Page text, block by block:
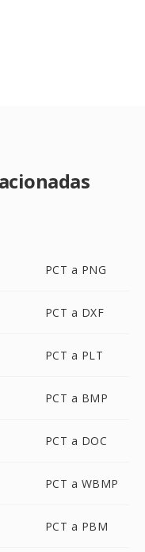
PCT a PNG
PCT a DXF
PCT a PLT
PCT a BMP
PCT a DOC
PCT a WBMP
PCT a PBM